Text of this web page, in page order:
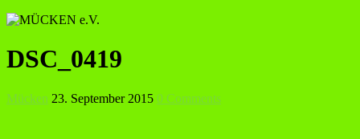
DSC_0419
Mücken 23. September 2015 0 Comments